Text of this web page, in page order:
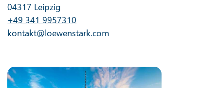
04317 Leipzig
+49 341 9957310
kontakt@loewenstark.com